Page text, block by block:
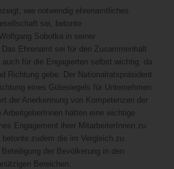
wie notwendig ehrenamtliches
sei, betonte
Sobotka in seiner
Ehrenamt sei für den Zusammenhalt
für die Engagierten selbst wichtig, da
Richtung gebe. Der Nationalratspräsident
eines Gütesiegels für Unternehmen
der Anerkennung von Kompetenzen der
ArbeitgeberInnen hätten eine wichtige
Engagement ihrer MitarbeiterInnen zu
zudem die im Vergleich zu
der Bevölkerung in den
Bereichen.